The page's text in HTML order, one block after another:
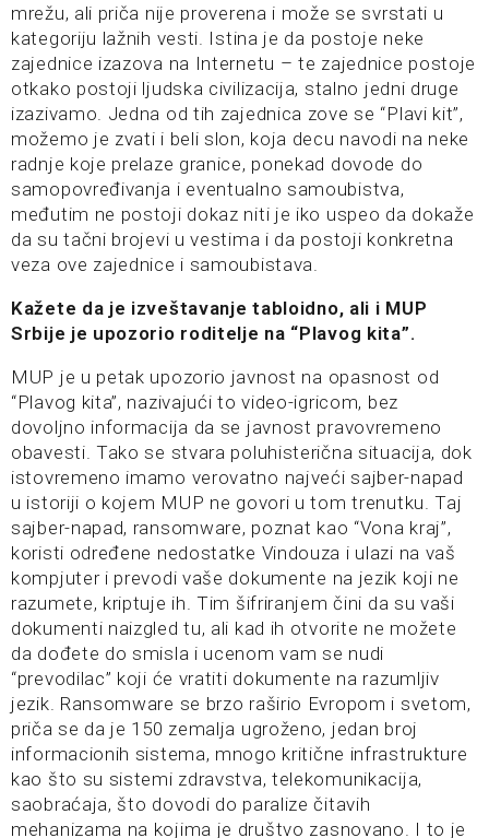
mrežu, ali priča nije proverena i može se svrstati u
kategoriju lažnih vesti. Istina je da postoje neke
zajednice izazova na Internetu – te zajednice postoje
otkako postoji ljudska civilizacija, stalno jedni druge
izazivamo. Jedna od tih zajednica zove se “Plavi kit”,
možemo je zvati i beli slon, koja decu navodi na neke
radnje koje prelaze granice, ponekad dovode do
samopovređivanja i eventualno samoubistva,
međutim ne postoji dokaz niti je iko uspeo da dokaže
da su tačni brojevi u vestima i da postoji konkretna
veza ove zajednice i samoubistava.
Kažete da je izveštavanje tabloidno, ali i MUP
Srbije je upozorio roditelje na “Plavog kita”.
MUP je u petak upozorio javnost na opasnost od
“Plavog kita”, nazivajući to video-igricom, bez
dovoljno informacija da se javnost pravovremeno
obavesti. Tako se stvara poluhisterična situacija, dok
istovremeno imamo verovatno najveći sajber-napad
u istoriji o kojem MUP ne govori u tom trenutku. Taj
sajber-napad, ransomware, poznat kao “Vona kraj”,
koristi određene nedostatke Vindouza i ulazi na vaš
kompjuter i prevodi vaše dokumente na jezik koji ne
razumete, kriptuje ih. Tim šifriranjem čini da su vaši
dokumenti naizgled tu, ali kad ih otvorite ne možete
da dođete do smisla i ucenom vam se nudi
“prevodilac” koji će vratiti dokumente na razumljiv
jezik. Ransomware se brzo raširio Evropom i svetom,
priča se da je 150 zemalja ugroženo, jedan broj
informacionih sistema, mnogo kritične infrastrukture
kao što su sistemi zdravstva, telekomunikacija,
saobraćaja, što dovodi do paralize čitavih
mehanizama na kojima je društvo zasnovano. I to je